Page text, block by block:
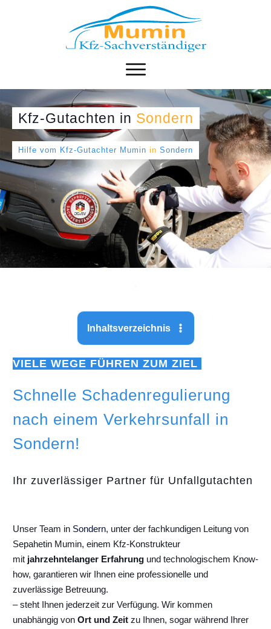
Kfz-Gutachten in Sondern
Hilfe vom Kfz-Gutachter Mumin in Sondern
Inhaltsverzeichnis
VIELE WEGE FÜHREN ZUM ZIEL
Schnelle Schadenregulierung
nach einem Verkehrsunfall in
Sondern!
Ihr zuverlässiger Partner für Unfallgutachten
Unser Team in Sondern, unter der fachkundigen Leitung von
Sepahetin Mumin, einem Kfz-Konstrukteur
mit jahrzehntelanger Erfahrung und technologischem Know-
how, garantieren wir Ihnen eine professionelle und
zuverlässige Betreuung.
– steht Ihnen jederzeit zur Verfügung. Wir kommen
unabhängig von Ort und Zeit zu Ihnen, sogar während Ihrer